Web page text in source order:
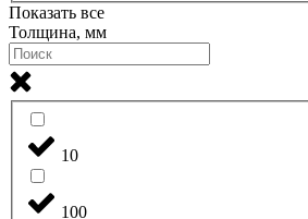
Показать все
Толщина, мм
10
100